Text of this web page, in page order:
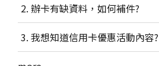
辦卡有缺資料，如何補件?
我想知道信用卡優惠活動內容?